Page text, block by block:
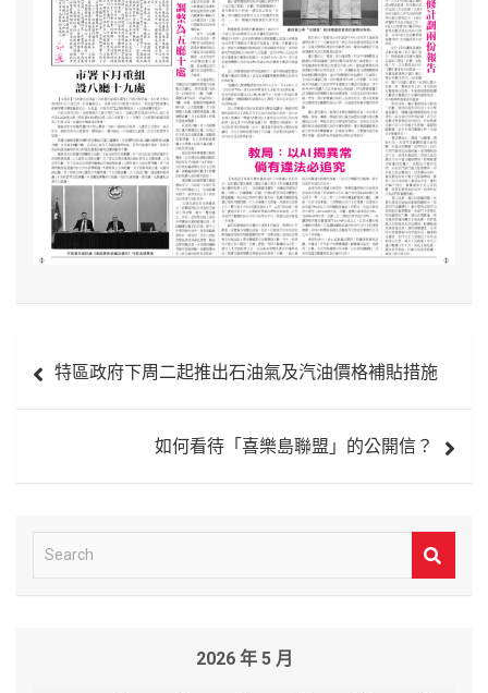
章 特區政府下周二起推出石油氣及汽油價格補貼措施
如何看待「喜樂島聯盟」的公開信？
e
2026 年 5 月